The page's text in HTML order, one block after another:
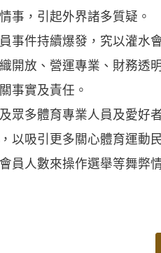
事，引起外界諸多質疑。
事件持續爆發，究以灌水
開放、營運專業、財務透
事實及責任。
眾多體育專業人員及愛好
以吸引更多關心體育運動
員人數來操作選舉等舞弊